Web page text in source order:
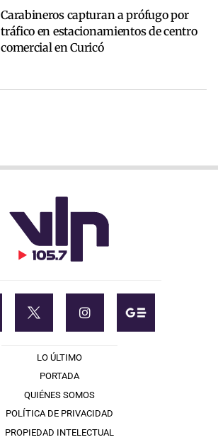
Carabineros capturan a prófugo por
tráfico en estacionamientos de centro
comercial en Curicó
LO ÚLTIMO
PORTADA
QUIÉNES SOMOS
POLÍTICA DE PRIVACIDAD
PROPIEDAD INTELECTUAL